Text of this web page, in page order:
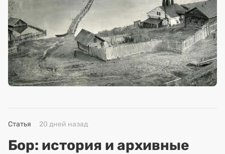
Статья 20 дней назад
Бор: история и архивные